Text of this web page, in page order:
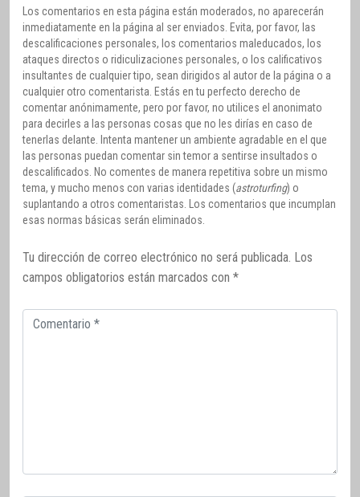
Los comentarios en esta página están moderados, no aparecerán
inmediatamente en la página al ser enviados. Evita, por favor, las
descalificaciones personales, los comentarios maleducados, los
ataques directos o ridiculizaciones personales, o los calificativos
insultantes de cualquier tipo, sean dirigidos al autor de la página o a
cualquier otro comentarista. Estás en tu perfecto derecho de
comentar anónimamente, pero por favor, no utilices el anonimato
para decirles a las personas cosas que no les dirías en caso de
tenerlas delante. Intenta mantener un ambiente agradable en el que
las personas puedan comentar sin temor a sentirse insultados o
descalificados. No comentes de manera repetitiva sobre un mismo
tema, y mucho menos con varias identidades (astroturfing) o
suplantando a otros comentaristas. Los comentarios que incumplan
esas normas básicas serán eliminados.
Tu dirección de correo electrónico no será publicada. Los
campos obligatorios están marcados con *
Comentario